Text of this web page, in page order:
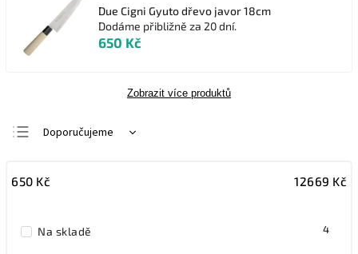
Due Cigni Gyuto dřevo javor 18cm
Dodáme přibližně za 20 dní.
650 Kč
Zobrazit více produktů
Doporučujeme
Nejdražší
Abecedně
650 Kč 12669 Kč
Na skladě 4